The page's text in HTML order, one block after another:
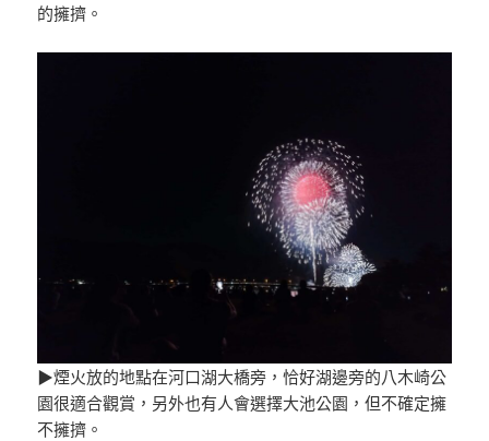
的擁擠。
▶煙火放的地點在河口湖大橋旁，恰好湖邊旁的八木崎公
園很適合觀賞，另外也有人會選擇大池公園，但不確定擁
不擁擠。